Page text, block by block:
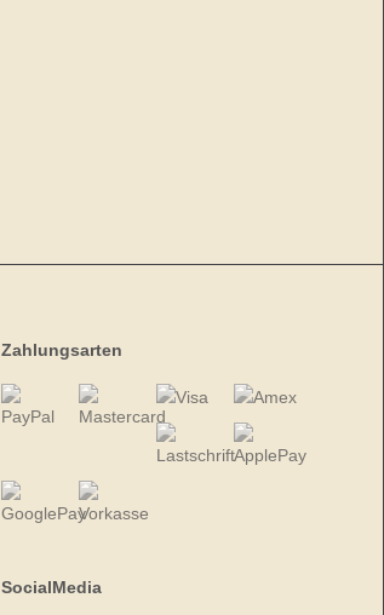
Zahlungsarten
SocialMedia